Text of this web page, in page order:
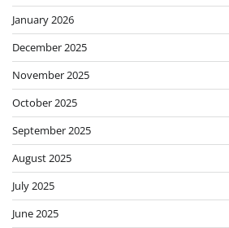
January 2026
December 2025
November 2025
October 2025
September 2025
August 2025
July 2025
June 2025